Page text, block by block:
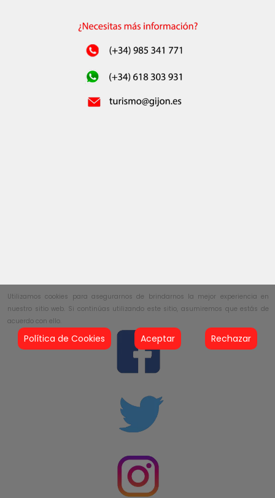
Utilizamos cookies para asegurarnos de brindarnos la mejor experiencia en
nuestro sitio web. Si continúas utilizando este sitio, asumiremos que estás de
acuerdo con ello.
Política de Cookies Aceptar Rechazar